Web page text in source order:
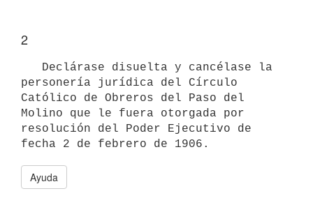
2
personería jurídica del Círculo
Católico de Obreros del Paso del
Molino que le fuera otorgada por
resolución del Poder Ejecutivo de
Ayuda